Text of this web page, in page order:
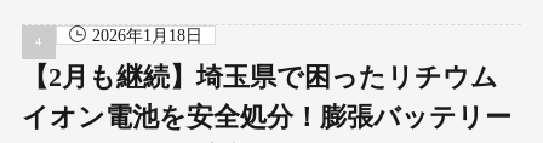
2026年1月18日
【2月も継続】埼玉県で困ったリチウム
イオン電池を安全処分！膨張バッテリー